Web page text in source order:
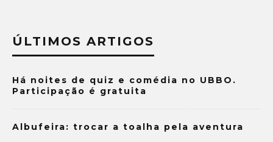
ÚLTIMOS ARTIGOS
Há noites de quiz e comédia no UBBO.
Participação é gratuita
Albufeira: trocar a toalha pela aventura